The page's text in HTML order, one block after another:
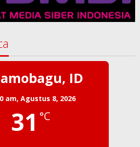
ID
am, Agustus 8, 2026
31 °C